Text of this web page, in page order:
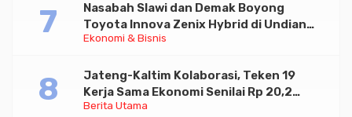
Ekonomi & Bisnis
Nasabah Slawi dan Demak Boyong
Toyota Innova Zenix Hybrid di Undian
Tabungan Bima Bank Jateng
Berita Utama
Jateng-Kaltim Kolaborasi, Teken 19
Kerja Sama Ekonomi Senilai Rp 20,2
Triliun